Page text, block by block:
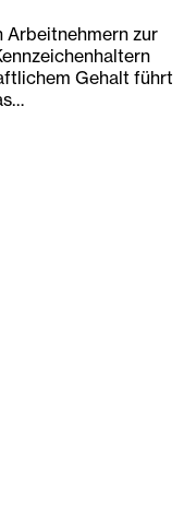
Arbeitnehmern zur
Gehalt führt